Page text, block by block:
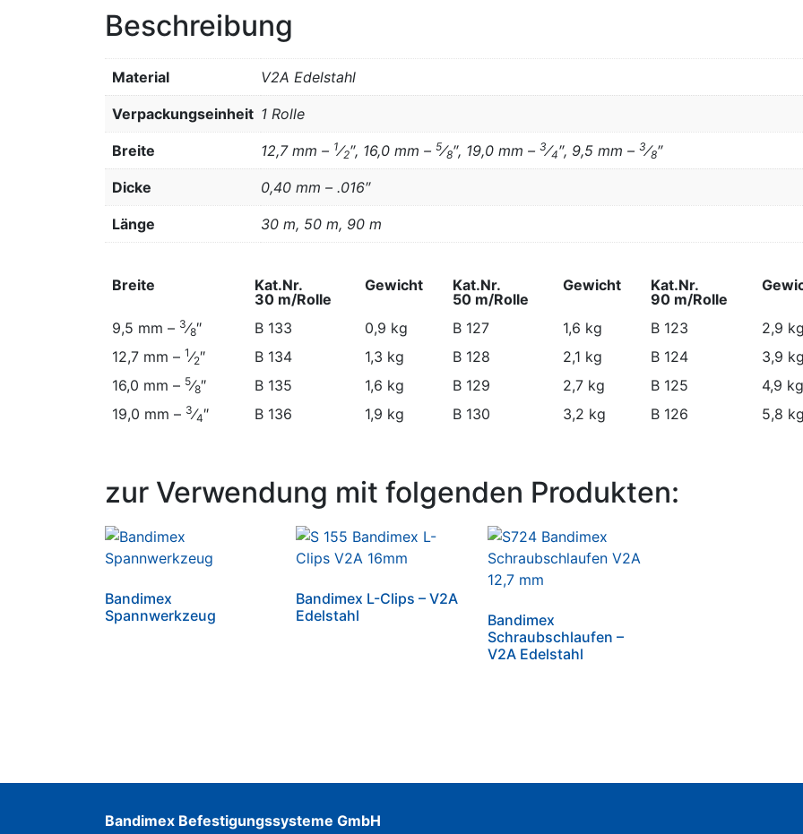
Beschreibung
Material V2A Edelstahl
Verpackungseinheit 1 Rolle
Breite 12,7 mm – 1⁄2″, 16,0 mm – 5⁄8″, 19,0 mm – 3⁄4″, 9,5 mm – 3⁄8″
Dicke 0,40 mm – .016″
Länge 30 m, 50 m, 90 m
Breite
Kat.Nr.
30 m/Rolle
Gewicht
Kat.Nr.
50 m/Rolle
Gewicht
Kat.Nr.
90 m/Rolle
Breite
Kat.Nr.
30 m/Rolle
Gewicht
Kat.Nr.
50 m/Rolle
Gewicht
Kat.Nr.
90 m/Rolle
9,5 mm – 3⁄8″ B 133 0,9 kg B 127 1,6 kg B 123
2,9 kg
12,7 mm – 1⁄2″ B 134 1,3 kg B 128 2,1 kg B 124
3,9 kg
16,0 mm – 5⁄8″ B 135 1,6 kg B 129 2,7 kg B 125
4,9 kg
19,0 mm – 3⁄4″ B 136 1,9 kg B 130 3,2 kg B 126 5,8 kg
zur Verwendung mit folgenden Produkten:
Bandimex
Spannwerkzeug
Bandimex L-Clips – V2A
Edelstahl
Bandimex
Schraubschlaufen –
V2A Edelstahl
Bandimex Befestigungssysteme GmbH